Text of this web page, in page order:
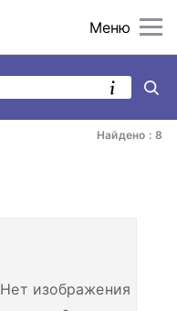
Меню
Найдено : 8
Нет изображения